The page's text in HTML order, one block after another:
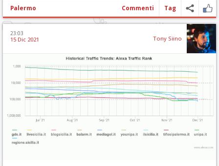
Palermo Commenti Tag
23:03
15 Dic 2021 Tony Siino